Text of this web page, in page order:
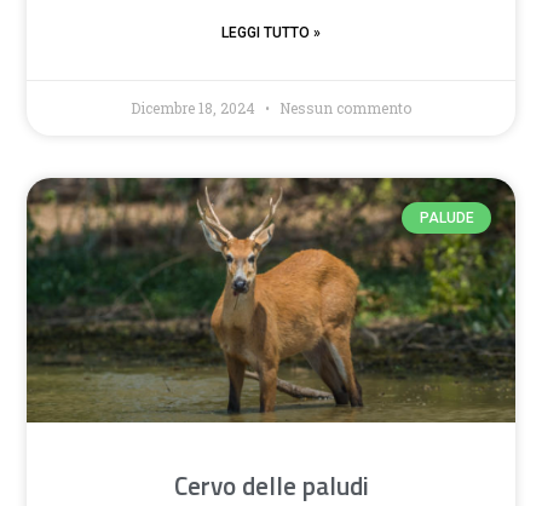
LEGGI TUTTO »
Dicembre 18, 2024 Nessun commento
PALUDE
Cervo delle paludi